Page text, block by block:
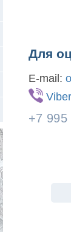
Для
E-mail:
Viber
+7 995